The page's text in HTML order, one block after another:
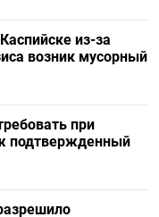
из-за
возник мусорный
при
подтвержденный